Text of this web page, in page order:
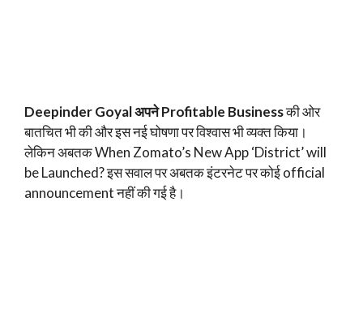
Deepinder Goyal अपने Profitable Businessकी ओर
बातचित भी की और इस नई घोषणा पर विश्वास भी व्यक्त किया।
लेकिन अबतक When Zomato’s New App ‘District’ will
be Launched? इस सवाल पर अबतक इंटरनेट पर कोई official
announcement नहीं की गई है।